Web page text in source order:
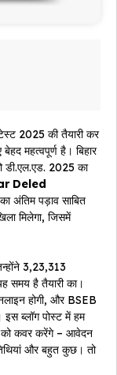
2025 की तैयारी कर
महत्वपूर्ण है। बिहार
डी.एल.एड. 2025 का
Deled
अंतिम पड़ाव साबित
मिलेगा, जिसमें
3,23,313
समय है तैयारी का।
होगी, और BSEB
ब्लॉग पोस्ट में हम
को कवर करेंगे – आवेदन
और बहुत कुछ। तो